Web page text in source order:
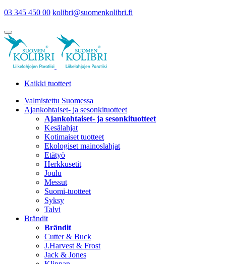
03 345 450 00 kolibri@suomenkolibri.fi
Kaikki tuotteet
Valmistettu Suomessa
Ajankohtaiset- ja sesonkituotteet
Ajankohtaiset- ja sesonkituotteet
Kesälahjat
Kotimaiset tuotteet
Ekologiset mainoslahjat
Etätyö
Herkkusetit
Joulu
Messut
Suomi-tuotteet
Syksy
Talvi
Brändit
Brändit
Cutter & Buck
J.Harvest & Frost
Jack & Jones